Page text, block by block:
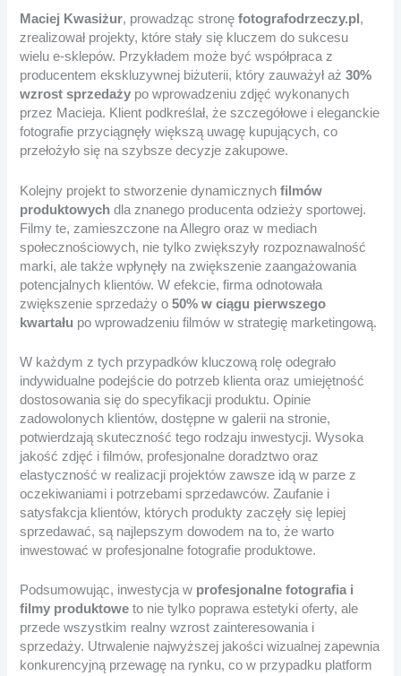
Maciej Kwasiżur, prowadząc stronęfotografodrzeczy.pl ,
zrealizował projekty, które stały się kluczem do sukcesu
wielu e-sklepów. Przykładem może być współpraca z
producentem ekskluzywnej biżuterii, który zauważył aż30%
wzrost sprzedaży po wprowadzeniu zdjęć wykonanych
przez Macieja. Klient podkreślał, że szczegółowe i eleganckie
fotografie przyciągnęły większą uwagę kupujących, co
przełożyło się na szybsze decyzje zakupowe.
Kolejny projekt to stworzenie dynamicznychfilmów
produktowych dla znanego producenta odzieży sportowej.
Filmy te, zamieszczone na Allegro oraz w mediach
społecznościowych, nie tylko zwiększyły rozpoznawalność
marki, ale także wpłynęły na zwiększenie zaangażowania
potencjalnych klientów. W efekcie, firma odnotowała
zwiększenie sprzedaży o50% w ciągu pierwszego
kwartału po wprowadzeniu filmów w strategię marketingową.
W każdym z tych przypadków kluczową rolę odegrało
indywidualne podejście do potrzeb klienta oraz umiejętność
dostosowania się do specyfikacji produktu. Opinie
zadowolonych klientów, dostępne w galerii na stronie,
potwierdzają skuteczność tego rodzaju inwestycji. Wysoka
jakość zdjęć i filmów, profesjonalne doradztwo oraz
elastyczność w realizacji projektów zawsze idą w parze z
oczekiwaniami i potrzebami sprzedawców. Zaufanie i
satysfakcja klientów, których produkty zaczęły się lepiej
sprzedawać, są najlepszym dowodem na to, że warto
inwestować w profesjonalne fotografie produktowe.
Podsumowując, inwestycja w profesjonalne fotografia i
filmy produktowe to nie tylko poprawa estetyki oferty, ale
przede wszystkim realny wzrost zainteresowania i
sprzedaży. Utrwalenie najwyższej jakości wizualnej zapewnia
konkurencyjną przewagę na rynku, co w przypadku platform